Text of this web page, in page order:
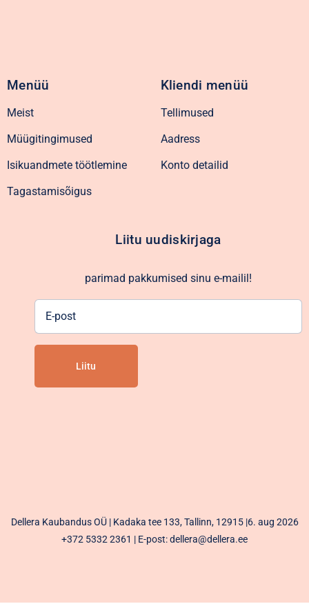
Menüü
Meist
Müügitingimused
Isikuandmete töötlemine
Tagastamisõigus
Kliendi menüü
Tellimused
Aadress
Konto detailid
Liitu uudiskirjaga
parimad pakkumised sinu e-mailil!
Dellera Kaubandus OÜ | Kadaka tee 133, Tallinn, 12915 |6. aug 2026
+372 5332 2361 | E-post: dellera@dellera.ee